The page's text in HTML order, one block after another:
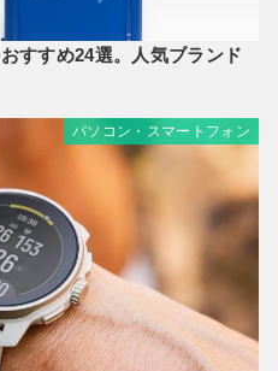
すすめ24選。人気ブランド
パソコン・スマートフォン